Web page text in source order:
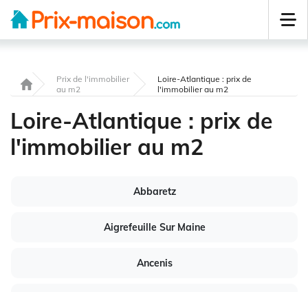
Prix de l'immobilier
au m2
Loire-Atlantique : prix de
l'immobilier au m2
Loire-Atlantique : prix de
l'immobilier au m2
Abbaretz
Aigrefeuille Sur Maine
Ancenis